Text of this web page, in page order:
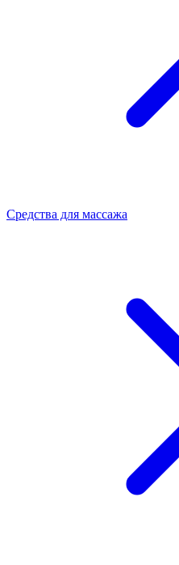
Средства для массажа